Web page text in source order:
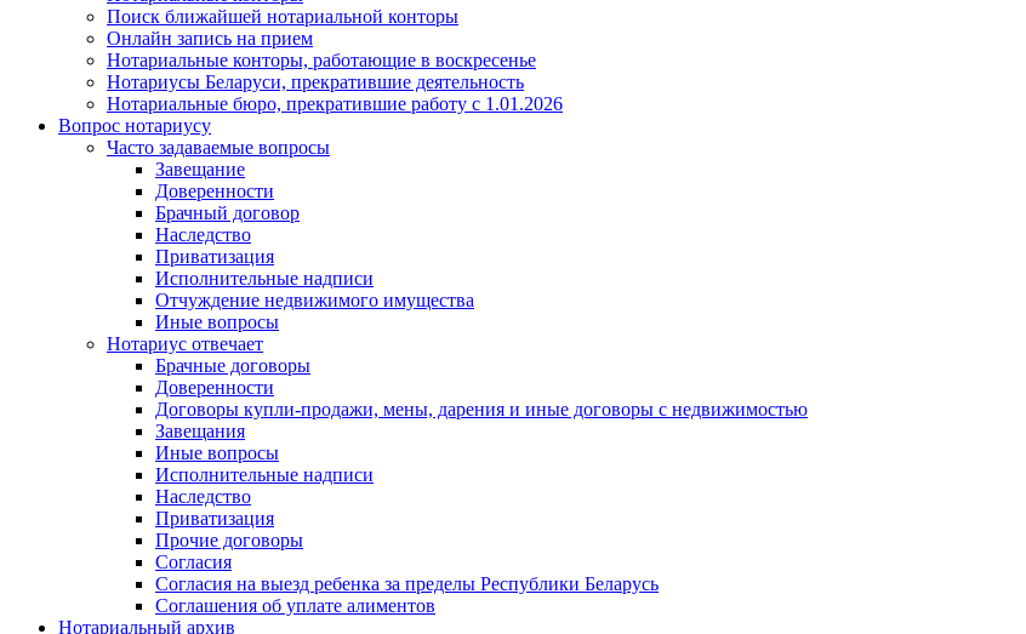
Поиск ближайшей нотариальной конторы
Онлайн запись на прием
Нотариальные конторы, работающие в воскресенье
Нотариусы Беларуси, прекратившие деятельность
Нотариальные бюро, прекратившие работу с 1.01.2026
Вопрос нотариусу
Часто задаваемые вопросы
Завещание
Доверенности
Брачный договор
Наследство
Приватизация
Исполнительные надписи
Отчуждение недвижимого имущества
Иные вопросы
Нотариус отвечает
Брачные договоры
Доверенности
Договоры купли-продажи, мены, дарения и иные договоры с недвижимостью
Завещания
Иные вопросы
Исполнительные надписи
Наследство
Приватизация
Прочие договоры
Согласия
Согласия на выезд ребенка за пределы Республики Беларусь
Соглашения об уплате алиментов
Нотариальный архив